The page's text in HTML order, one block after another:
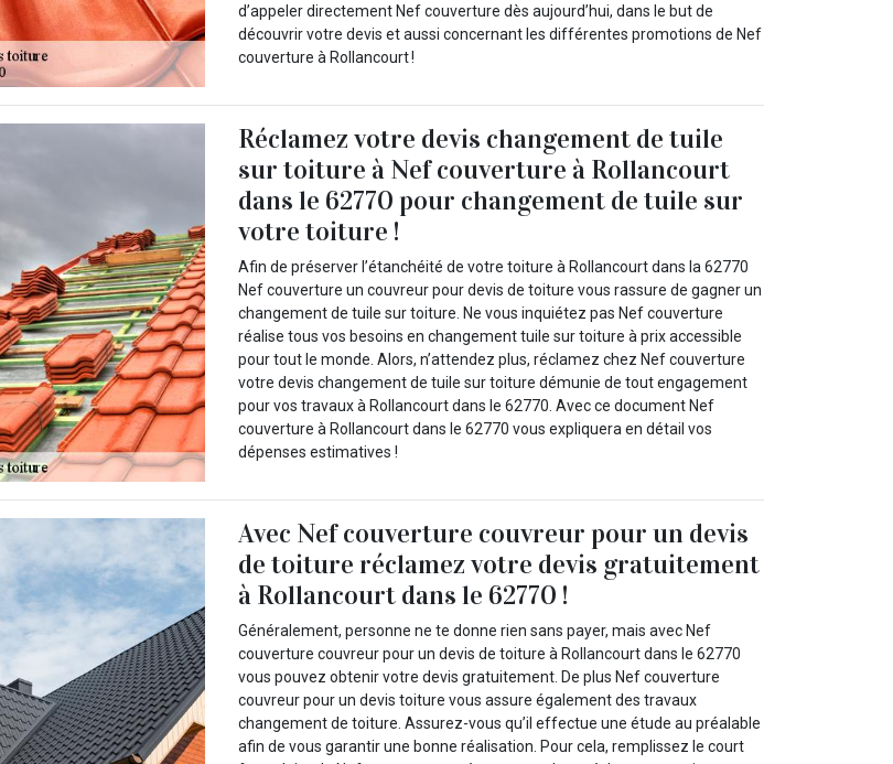
d’appeler directement Nef couverture dès aujourd’hui, dans le but de
découvrir votre devis et aussi concernant les différentes promotions de Nef
couverture à Rollancourt !
Réclamez votre devis changement de tuile
sur toiture à Nef couverture à Rollancourt
dans le 62770 pour changement de tuile sur
votre toiture !
Afin de préserver l’étanchéité de votre toiture à Rollancourt dans la 62770
Nef couverture un couvreur pour devis de toiture vous rassure de gagner un
changement de tuile sur toiture. Ne vous inquiétez pas Nef couverture
réalise tous vos besoins en changement tuile sur toiture à prix accessible
pour tout le monde. Alors, n’attendez plus, réclamez chez Nef couverture
votre devis changement de tuile sur toiture démunie de tout engagement
pour vos travaux à Rollancourt dans le 62770. Avec ce document Nef
couverture à Rollancourt dans le 62770 vous expliquera en détail vos
dépenses estimatives !
Avec Nef couverture couvreur pour un devis
de toiture réclamez votre devis gratuitement
à Rollancourt dans le 62770 !
Généralement, personne ne te donne rien sans payer, mais avec Nef
couverture couvreur pour un devis de toiture à Rollancourt dans le 62770
vous pouvez obtenir votre devis gratuitement. De plus Nef couverture
couvreur pour un devis toiture vous assure également des travaux
changement de toiture. Assurez-vous qu’il effectue une étude au préalable
afin de vous garantir une bonne réalisation. Pour cela, remplissez le court